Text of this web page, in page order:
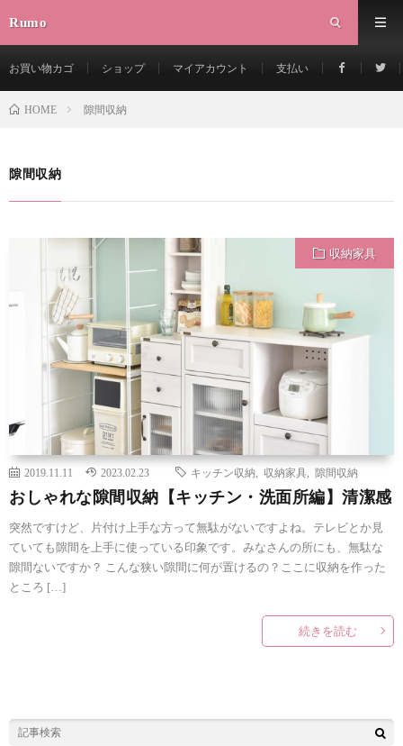
Rumo
お買い物カゴ ショップ マイアカウント 支払い
HOME 隙間収納
隙間収納
収納家具
2019.11.11 2023.02.23 キッチン収納 収納家具 隙間収納
おしゃれな隙間収納【キッチン・洗面所編】清潔感
突然ですけど、片付け上手な方って無駄がないですよね。テレビとか見
ていても隙間を上手に使っている印象です。みなさんの所にも、無駄な
隙間ないですか？ こんな狭い隙間に何が置けるの？ここに収納を作った
ところ […]
続きを読む